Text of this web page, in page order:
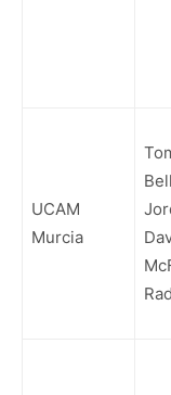
UCAM
Murcia